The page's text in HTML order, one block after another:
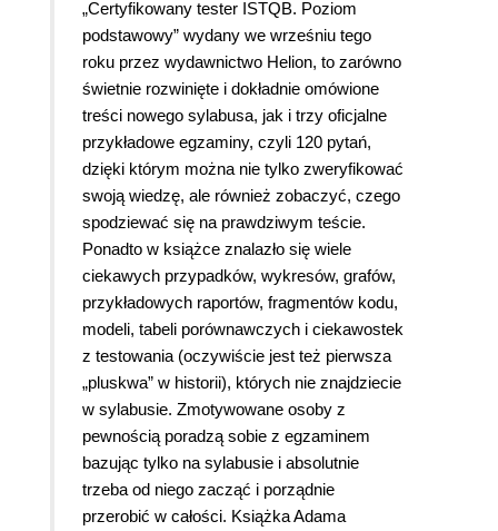
„Certyfikowany tester ISTQB. Poziom
podstawowy” wydany we wrześniu tego
roku przez wydawnictwo Helion, to zarówno
świetnie rozwinięte i dokładnie omówione
treści nowego sylabusa, jak i trzy oficjalne
przykładowe egzaminy, czyli 120 pytań,
dzięki którym można nie tylko zweryfikować
swoją wiedzę, ale również zobaczyć, czego
spodziewać się na prawdziwym teście.
Ponadto w książce znalazło się wiele
ciekawych przypadków, wykresów, grafów,
przykładowych raportów, fragmentów kodu,
modeli, tabeli porównawczych i ciekawostek
z testowania (oczywiście jest też pierwsza
„pluskwa” w historii), których nie znajdziecie
w sylabusie. Zmotywowane osoby z
pewnością poradzą sobie z egzaminem
bazując tylko na sylabusie i absolutnie
trzeba od niego zacząć i porządnie
przerobić w całości. Książka Adama